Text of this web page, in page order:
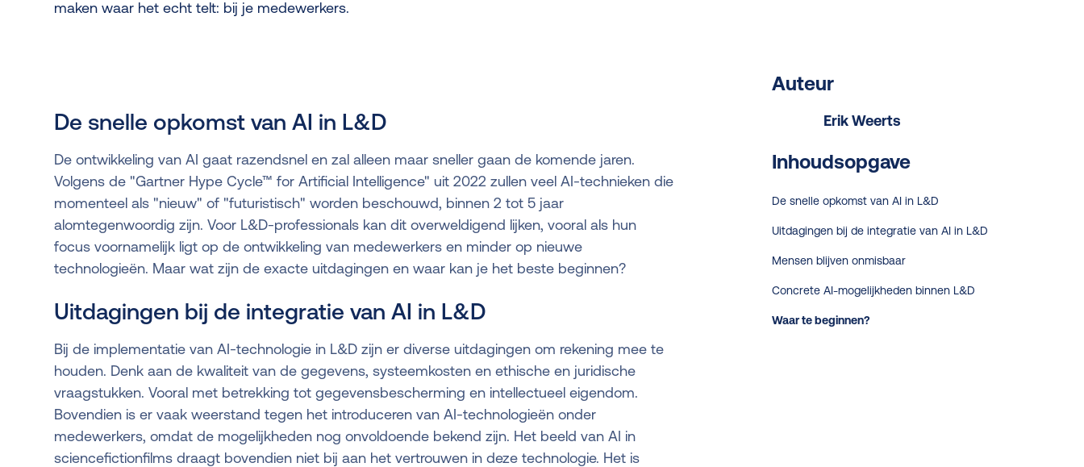
maken waar het echt telt: bij je medewerkers.
De snelle opkomst van AI in L&D
De ontwikkeling van AI gaat razendsnel en zal alleen maar sneller gaan de komende jaren.
Volgens de "Gartner Hype Cycle™ for Artificial Intelligence" uit 2022 zullen veel AI-technieken die
momenteel als "nieuw" of "futuristisch" worden beschouwd, binnen 2 tot 5 jaar
alomtegenwoordig zijn. Voor L&D-professionals kan dit overweldigend lijken, vooral als hun
focus voornamelijk ligt op de ontwikkeling van medewerkers en minder op nieuwe
technologieën. Maar wat zijn de exacte uitdagingen en waar kan je het beste beginnen?
Uitdagingen bij de integratie van AI in L&D
Bij de implementatie van AI-technologie in L&D zijn er diverse uitdagingen om rekening mee te
houden. Denk aan de kwaliteit van de gegevens, systeemkosten en ethische en juridische
vraagstukken. Vooral met betrekking tot gegevensbescherming en intellectueel eigendom.
Bovendien is er vaak weerstand tegen het introduceren van AI-technologieën onder
medewerkers, omdat de mogelijkheden nog onvoldoende bekend zijn. Het beeld van AI in
sciencefictionfilms draagt bovendien niet bij aan het vertrouwen in deze technologie. Het is
Auteur
Erik Weerts
Inhoudsopgave
De snelle opkomst van AI in L&D
Uitdagingen bij de integratie van AI in L&D
Mensen blijven onmisbaar
Concrete AI-mogelijkheden binnen L&D
Waar te beginnen?